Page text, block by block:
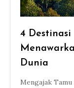
4
Dunia
Mengajak